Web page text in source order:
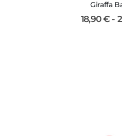
Giraffa
18,90€ -